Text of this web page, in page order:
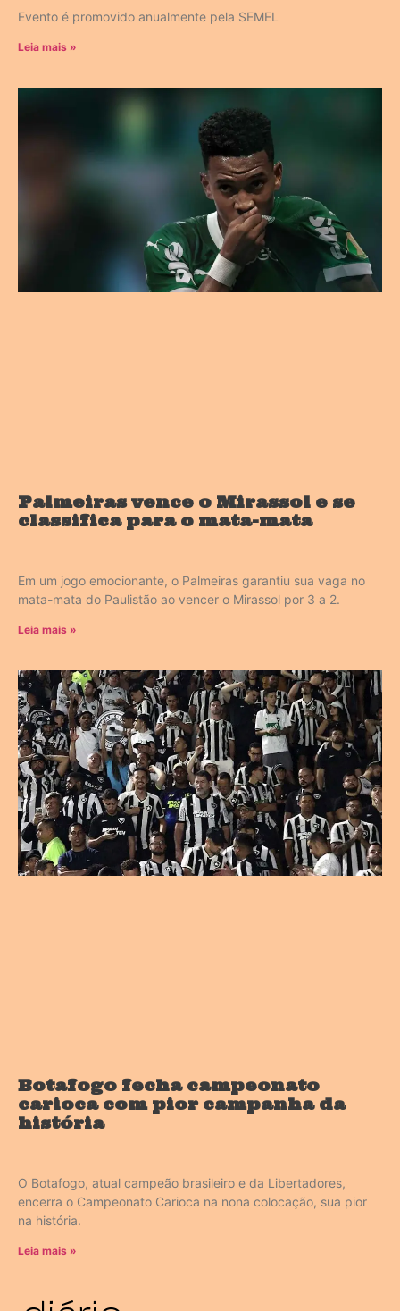
Evento é promovido anualmente pela SEMEL
Leia mais »
Palmeiras vence o Mirassol e se
classifica para o mata-mata
Em um jogo emocionante, o Palmeiras garantiu sua vaga no
mata-mata do Paulistão ao vencer o Mirassol por 3 a 2.
Leia mais »
Botafogo fecha campeonato
carioca com pior campanha da
história
O Botafogo, atual campeão brasileiro e da Libertadores,
encerra o Campeonato Carioca na nona colocação, sua pior
na história.
Leia mais »